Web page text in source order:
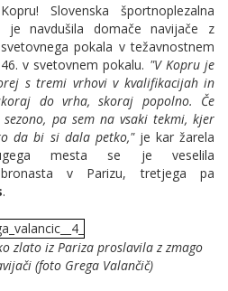
Slovenska športnoplezalna
je navdušila domače navijače z
pokala v težavnostnem
v svetovnem pokalu. "V Kopru je
s tremi vrhovi v kvalifikacijah in
do vrha, skoraj popolno. Če
pa sem na vsaki tekmi, kjer
da bi si dala petko," je kar žarela
mesta se je veselila
v Parizu, tretjega pa
.
zlato iz Pariza proslavila z zmago
(foto Grega Valančič)